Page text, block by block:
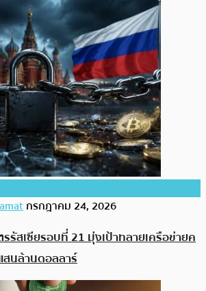
กรกฎาคม 24, 2026
รัสเซียรอบที่ 21 มุ่งเป้าทลายเครือข่ายค
สนล้านดอลลาร์